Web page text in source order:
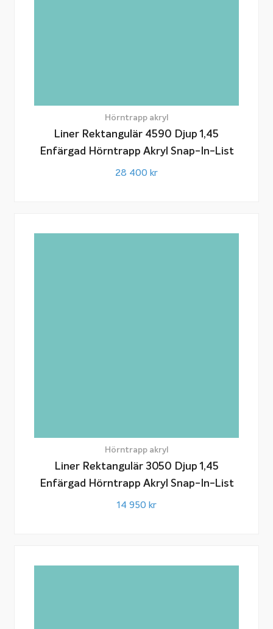
Hörntrapp akryl
Liner Rektangulär 4590 Djup 1,45
Enfärgad Hörntrapp Akryl Snap-In-List
28 400 kr
Hörntrapp akryl
Liner Rektangulär 3050 Djup 1,45
Enfärgad Hörntrapp Akryl Snap-In-List
14 950 kr